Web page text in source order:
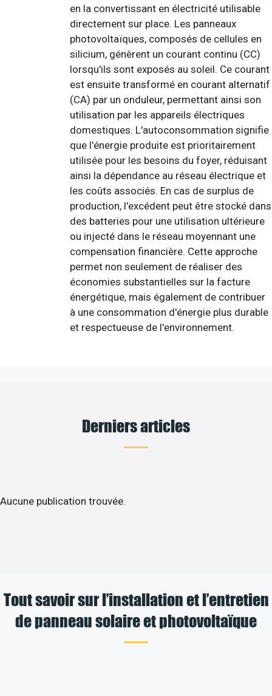
en la convertissant en électricité utilisable
directement sur place. Les panneaux
photovoltaïques, composés de cellules en
silicium, génèrent un courant continu (CC)
lorsqu'ils sont exposés au soleil. Ce courant
est ensuite transformé en courant alternatif
(CA) par un onduleur, permettant ainsi son
utilisation par les appareils électriques
domestiques. L'autoconsommation signifie
que l'énergie produite est prioritairement
utilisée pour les besoins du foyer, réduisant
ainsi la dépendance au réseau électrique et
les coûts associés. En cas de surplus de
production, l'excédent peut être stocké dans
des batteries pour une utilisation ultérieure
ou injecté dans le réseau moyennant une
compensation financière. Cette approche
permet non seulement de réaliser des
économies substantielles sur la facture
énergétique, mais également de contribuer
à une consommation d'énergie plus durable
et respectueuse de l'environnement.
Derniers articles
Aucune publication trouvée.
Tout savoir sur l’installation et l’entretien
de panneau solaire et photovoltaïque